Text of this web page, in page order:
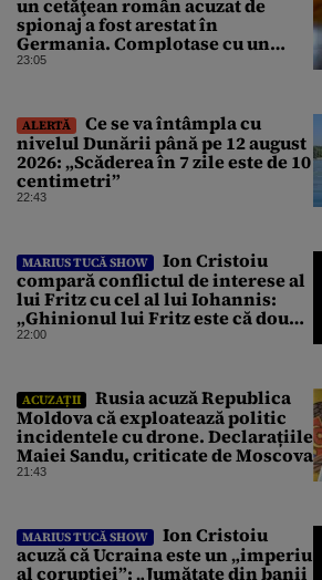
un cetăţean român acuzat de
spionaj a fost arestat în
Germania. Complotase cu un
ucrainean ca să asasineze un
23:05
ALERTĂ
Ce se va întâmpla cu
nivelul Dunării până pe 12 august
2026: „Scăderea în 7 zile este de 10
centimetri”
22:43
MARIUS TUCĂ SHOW
Ion Cristoiu
compară conflictul de interese al
lui Fritz cu cel al lui Iohannis:
„Ghinionul lui Fritz este că două
instanțe l-au declarat
22:00
ACUZAȚII
Rusia acuză Republica
Moldova că exploatează politic
incidentele cu drone. Declarațiile
Maiei Sandu, criticate de Moscova
21:43
MARIUS TUCĂ SHOW
Ion Cristoiu
acuză că Ucraina este un „imperiu
al corupției”: „Jumătate din banii